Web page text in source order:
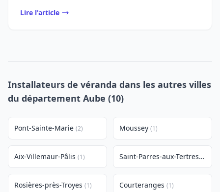
Lire l'article
Installateurs de véranda dans les autres villes
du département Aube (10)
Pont-Sainte-Marie (2) Moussey (1)
Aix-Villemaur-Pâlis (1) Saint-Parres-aux-Tertres
(1)
Rosières-près-Troyes (1) Courteranges (1)